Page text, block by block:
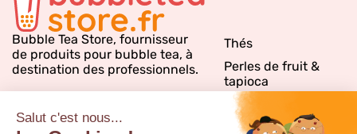
Bubble Tea Store, fournisseur
de produits pour bubble tea, à
destination des professionnels.
Thés
Perles de fruit &
tapioca
Sirops bubble tea
Emballages